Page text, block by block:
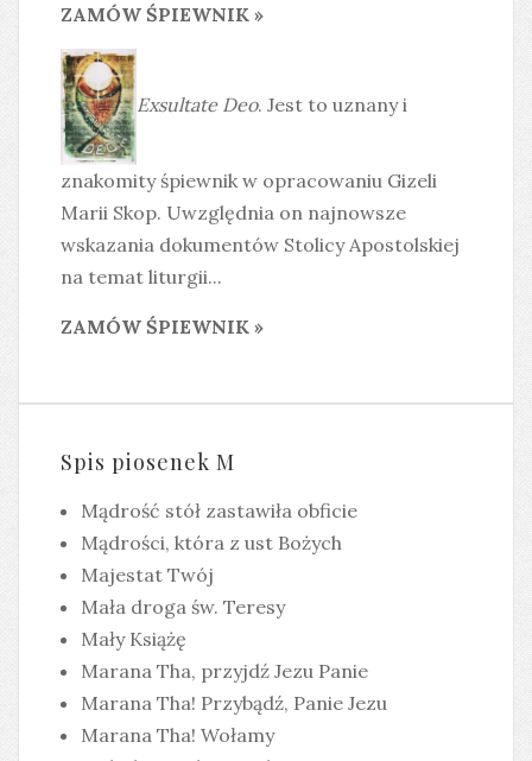
ZAMÓW ŚPIEWNIK »
Exsultate Deo. Jest to uznany i
znakomity śpiewnik w opracowaniu Gizeli
Marii Skop. Uwzględnia on najnowsze
wskazania dokumentów Stolicy Apostolskiej
na temat liturgii...
ZAMÓW ŚPIEWNIK »
Spis piosenek M
Mądrość stół zastawiła obficie
Mądrości, która z ust Bożych
Majestat Twój
Mała droga św. Teresy
Mały Książę
Marana Tha, przyjdź Jezu Panie
Marana Tha! Przybądź, Panie Jezu
Marana Tha! Wołamy